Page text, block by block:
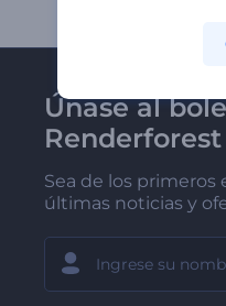
Únase al
Renderforest
Sea de los primeros
últimas noticias y